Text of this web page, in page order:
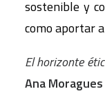
sostenible y
como aportar
El horizonte
Ana Moragues